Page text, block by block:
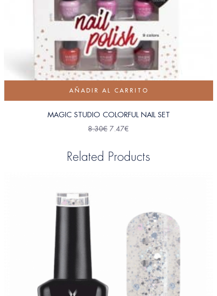
AÑADIR AL CARRITO
MAGIC STUDIO COLORFUL NAIL SET
8.30€ 7.47€
Related Products